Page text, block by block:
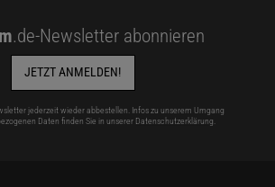
.de-Newsletter abonnieren
JETZT ANMELDEN!
jederzeit wieder abbestellen. Infos zu unserem Umgang
Daten finden Sie in unserer Datenschutzerklärung.